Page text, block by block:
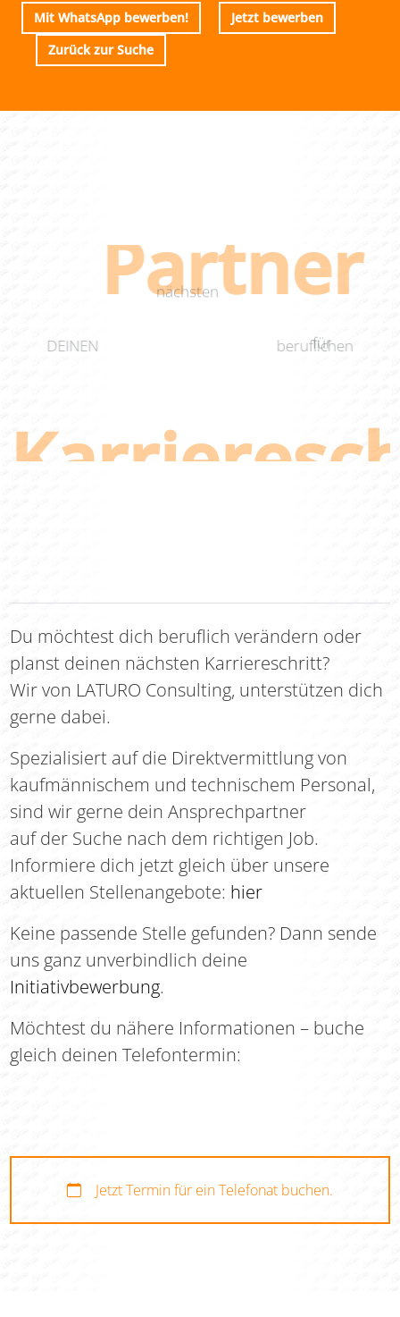
Mit WhatsApp bewerben!
Jetzt bewerben
Zurück zur Suche
Partner
für
DEINEN
nächsten
beruflichen
Du möchtest dich beruflich verändern oder
planst deinen nächsten Karriereschritt?
Wir von LATURO Consulting, unterstützen dich
gerne dabei.
Spezialisiert auf die Direktvermittlung von
kaufmännischem und technischem Personal,
sind wir gerne dein Ansprechpartner
auf der Suche nach dem richtigen Job.
Informiere dich jetzt gleich über unsere
aktuellen Stellenangebote: hier
Keine passende Stelle gefunden? Dann sende
uns ganz unverbindlich deine
Initiativbewerbung.
Möchtest du nähere Informationen – buche
gleich deinen Telefontermin:
Jetzt Termin für ein Telefonat buchen.